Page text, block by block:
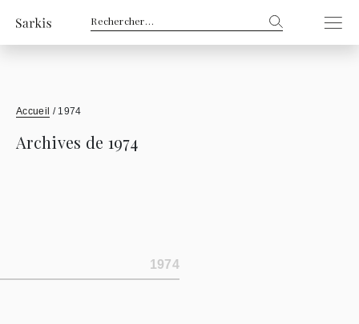
Rechercher :
Accueil / 1974
Archives de 1974
1974